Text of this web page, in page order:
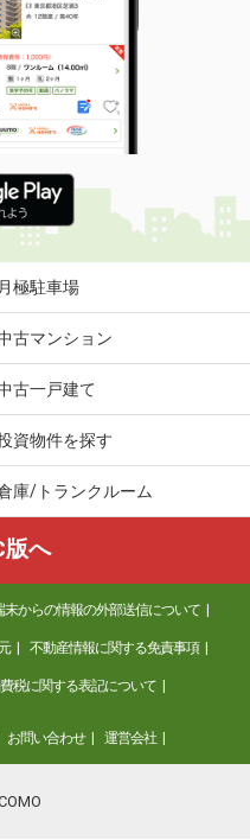
月極駐車場
古マンション
古一戸建て
資物件を探す
庫/トランクルーム
版へ
末からの情報の外部送信について
不動産情報に関する免責事項
税に関する表記について
お問い合わせ 運営会社